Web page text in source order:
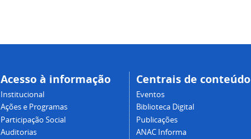
Acesso à informação
Institucional
Ações e Programas
Participação Social
Auditorias
Centrais de conteúdo
Eventos
Biblioteca Digital
Publicações
ANAC Informa